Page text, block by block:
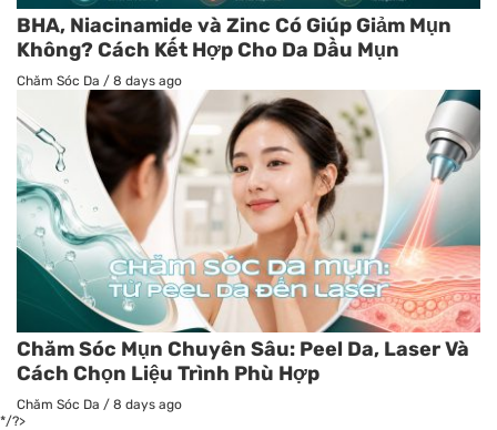
BHA, Niacinamide và Zinc Có Giúp Giảm Mụn
Không? Cách Kết Hợp Cho Da Dầu Mụn
Chăm Sóc Da / 8 days ago
Chăm Sóc Mụn Chuyên Sâu: Peel Da, Laser Và
Cách Chọn Liệu Trình Phù Hợp
Chăm Sóc Da / 8 days ago
*/?>